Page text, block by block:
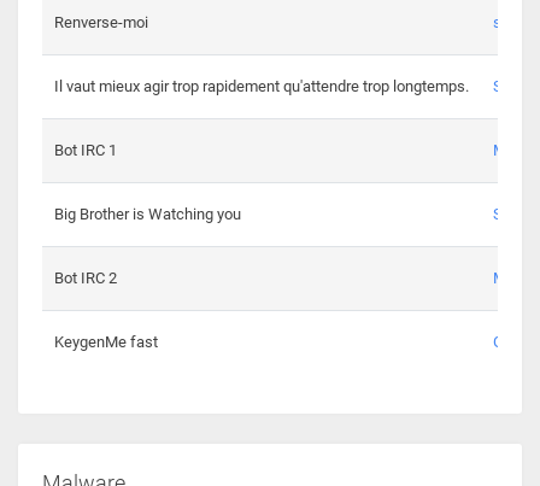
Renverse-moi s3th
Il vaut mieux agir trop rapidement qu'attendre trop longtemps. Spl3en
Bot IRC 1
Big Brother is Watching you
Bot IRC 2
KeygenMe fast Ge0